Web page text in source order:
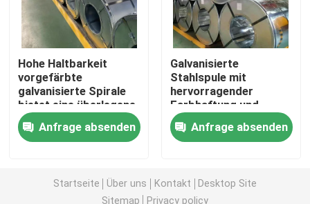
Qualitätskontrolle
Neuigkeiten
Rechtssachen
Verzinkte Stahlspule
Hohe Haltbarkeit
vorgefärbte
galvanisierte Spirale
bietet eine überlegene
Korrosionsbeständigkeit
und eine
hervorragende
Anfrage absenden
Galvanisierte
Stahlspule mit
hervorragender
Farbhaftung und
Korrosionsbeständigkeit,
perfekt für
Anfrage absenden
Startseite Über uns Kontakt
Desktop Site
Sitemap
Privacy policy